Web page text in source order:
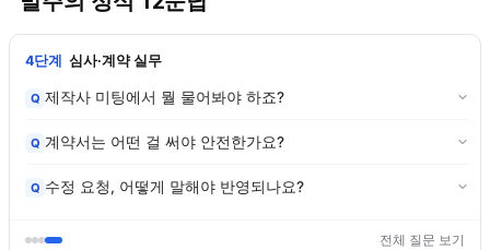
4단계 심사·계약 실무
Q 제작사 미팅에서 뭘 물어봐야 하죠?
Q 계약서는 어떤 걸 써야 안전한가요?
Q 수정 요청, 어떻게 말해야 반영되나요?
전체 질문 보기